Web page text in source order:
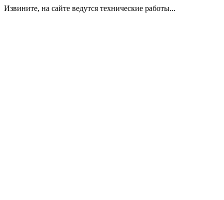
Извините, на сайте ведутся технические работы...